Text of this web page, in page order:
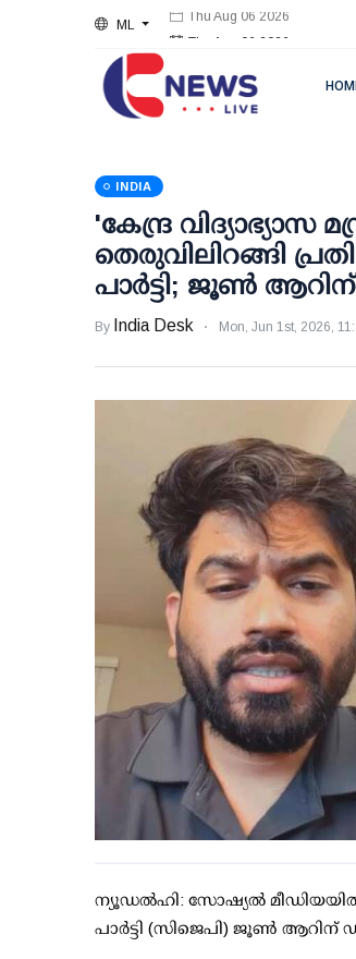
ML Thu Aug 06 2026
INDIA
'കേന്ദ്ര വിദ്യാഭ്യാസ
തെരുവിലിറങ്ങി
പാര്‍ട്ടി; ജൂണ്‍ ആറിന്
By India Desk Mon, Jun 1st, 2026,
ന്യൂഡല്‍ഹി: സോഷ്യല്‍ മീഡിയയില്‍
പാര്‍ട്ടി (സിജെപി) ജൂണ്‍ ആറിന്